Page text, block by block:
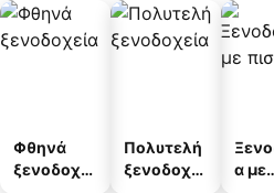
Φθηνά
ξενοδοχεί
Πολυτελή
ξενοδοχεί
α με